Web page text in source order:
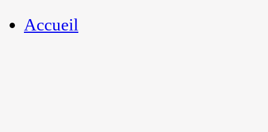
Accueil